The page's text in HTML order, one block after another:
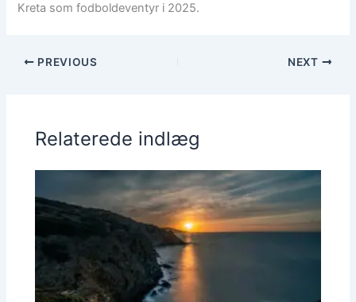
Kreta som fodboldeventyr i 2025.
PREVIOUS NEXT
Relaterede indlæg